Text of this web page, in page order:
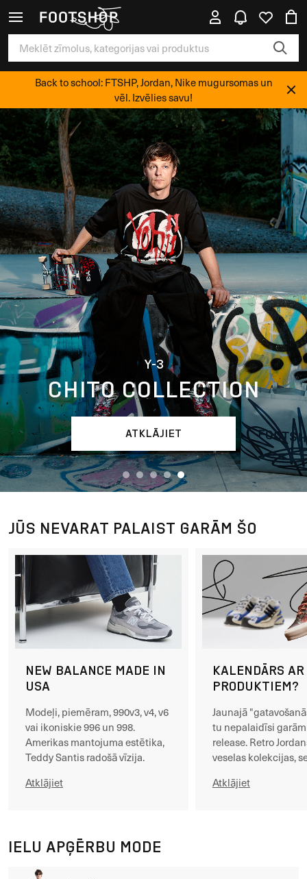
Back to school: FTSHP, Jordan, Nike mugursomas un
vēl. Izvēlies savu!
Y-3
CHITO COLLECTION
ATKLĀJIET
JŪS NEVARAT PALAIST GARĀM ŠO
NEW BALANCE MADE IN
USA
Modeļi, piemēram, 990v3, v4, v6
vai ikoniskie 996 un 998.
Amerikas mantojuma estētika,
Teddy Santis radošā vīzija.
Atklājiet
KALENDĀRS
PRODUKTIEM?
Jaunajā
tu nepalaidīsi
release. Retro
veselas kolekcijas,
Atklājiet
IELU APĢĒRBU MODE